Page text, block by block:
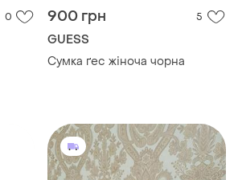
0 900 грн 5
GUESS
Сумка ґес жіноча чорна